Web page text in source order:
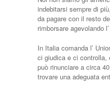
indebitarsi sempre di
da pagare con il resto
rimborsare agevolando
In Italia comanda l’
ci giudica e ci controlla,
può rinunciare a circa
trovare una adeguata